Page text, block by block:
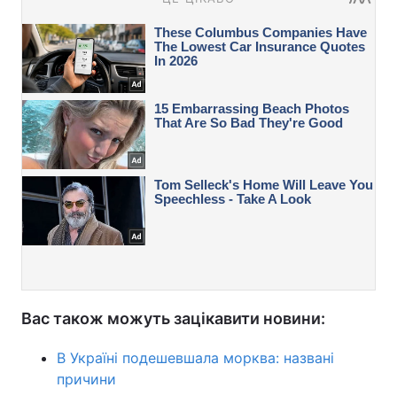
Вас також можуть зацікавити новини:
В Україні подешевшала морква: названі
причини